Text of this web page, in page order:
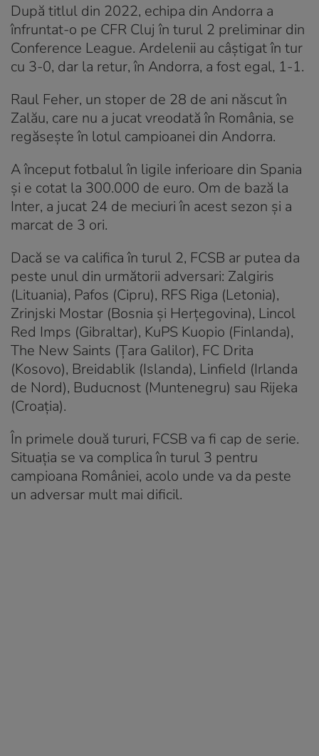
După titlul din 2022, echipa din Andorra a
înfruntat-o pe CFR Cluj în turul 2 preliminar din
Conference League. Ardelenii au câștigat în tur
cu 3-0, dar la retur, în Andorra, a fost egal, 1-1.
Raul Feher, un stoper de 28 de ani născut în
Zalău, care nu a jucat vreodată în România, se
regăsește în lotul campioanei din Andorra.
A început fotbalul în ligile inferioare din Spania
și e cotat la 300.000 de euro. Om de bază la
Inter, a jucat 24 de meciuri în acest sezon și a
marcat de 3 ori.
Dacă se va califica în turul 2, FCSB ar putea da
peste unul din următorii adversari: Zalgiris
(Lituania), Pafos (Cipru), RFS Riga (Letonia),
Zrinjski Mostar (Bosnia și Herțegovina), Lincol
Red Imps (Gibraltar), KuPS Kuopio (Finlanda),
The New Saints (Țara Galilor), FC Drita
(Kosovo), Breidablik (Islanda), Linfield (Irlanda
de Nord), Buducnost (Muntenegru) sau Rijeka
(Croația).
În primele două tururi, FCSB va fi cap de serie.
Situația se va complica în turul 3 pentru
campioana României, acolo unde va da peste
un adversar mult mai dificil.